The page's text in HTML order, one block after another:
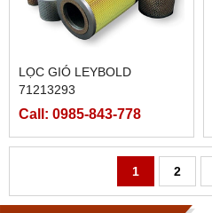
LỌC GIÓ LEYBOLD
71213293
Call: 0985-843-778
1 2